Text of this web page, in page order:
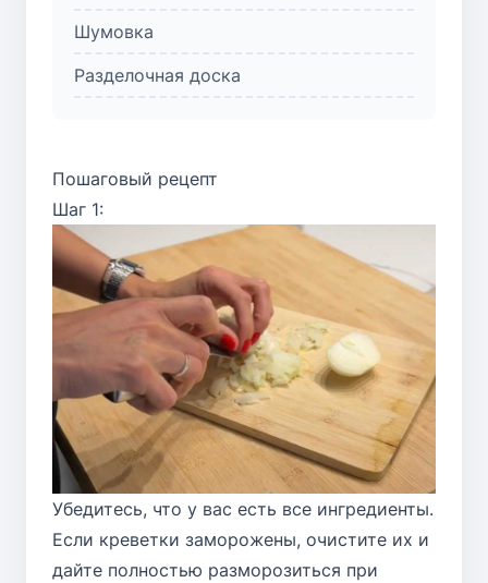
Шумовка
Разделочная доска
Пошаговый рецепт
Шаг 1:
Убедитесь, что у вас есть все ингредиенты.
Если креветки заморожены, очистите их и
дайте полностью разморозиться при